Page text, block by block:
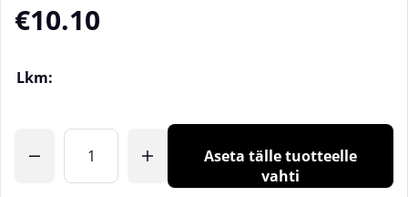
€10.10
Lkm:
Aseta tälle tuotteelle
vahti